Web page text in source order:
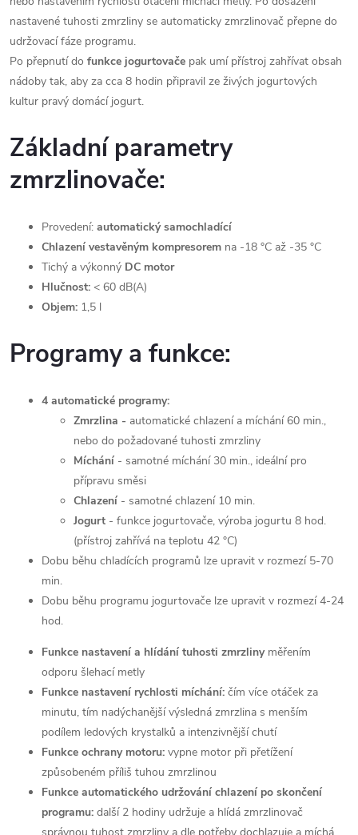
nastavené tuhosti zmrzliny se automaticky zmrzlinovač přepne do
udržovací fáze programu.
Po přepnutí do funkce jogurtovače pak umí přístroj zahřívat obsah
nádoby tak, aby za cca 8 hodin připravil ze živých jogurtových
kultur pravý domácí jogurt.
Základní parametry
zmrzlinovače:
Provedení: automatický samochladící
Chlazení vestavěným kompresorem na -18 °C až -35 °C
Tichý a výkonný DC motor
Hlučnost: < 60 dB(A)
Objem: 1,5 l
Programy a funkce:
4 automatické programy:
Zmrzlina - automatické chlazení a míchání 60 min.,
nebo do požadované tuhosti zmrzliny
Míchání - samotné míchání 30 min., ideální pro
přípravu směsi
Chlazení - samotné chlazení 10 min.
Jogurt - funkce jogurtovače, výroba jogurtu 8 hod.
(přístroj zahřívá na teplotu 42 °C)
Dobu běhu chladících programů lze upravit v rozmezí 5-70
min.
Dobu běhu programu jogurtovače lze upravit v rozmezí 4-24
hod.
Funkce nastavení a hlídání tuhosti zmrzlinyměřením
odporu šlehací metly
Funkce nastavení rychlosti míchání: čím více otáček za
minutu, tím nadýchanější výsledná zmrzlina s menším
podílem ledových krystalků a intenzivnější chutí
Funkce ochrany motoru: vypne motor při přetížení
způsobeném příliš tuhou zmrzlinou
Funkce automatického udržování chlazení po skončení
programu: další 2 hodiny udržuje a hlídá zmrzlinovač